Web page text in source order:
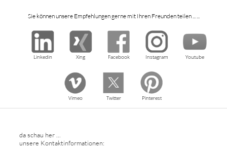
Sie können unsere Empfehlungen gerne mit Ihren Freunden teilen ... ...
Linkedin Xing Facebook Instagram Youtube
Vimeo Twitter Pinterest
da schau her ...
unsere Kontaktinformationen: